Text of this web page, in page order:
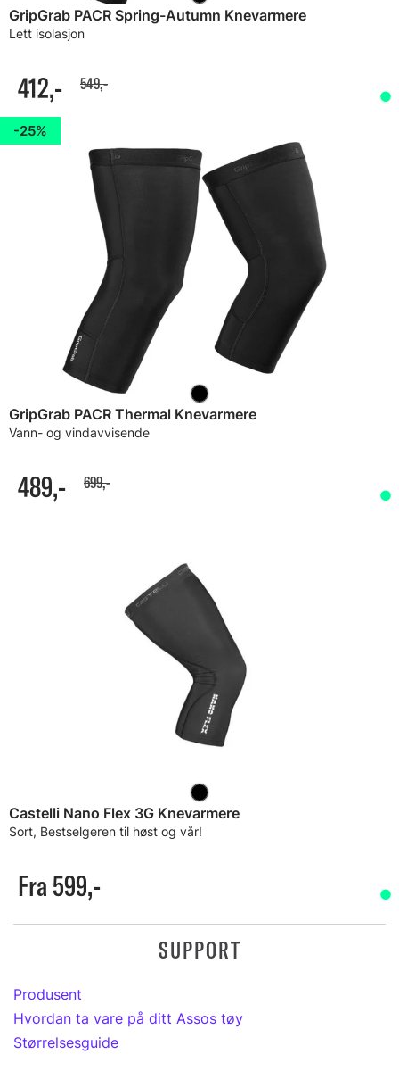
GripGrab PACR Spring-Autumn Knevarmere
Lett isolasjon
412,- 549,-
25%
GripGrab PACR Thermal Knevarmere
Vann- og vindavvisende
489,- 699,-
Castelli Nano Flex 3G Knevarmere
Sort, Bestselgeren til høst og vår!
Fra 599,-
SUPPORT
Produsent
Hvordan ta vare på ditt Assos tøy
Størrelsesguide